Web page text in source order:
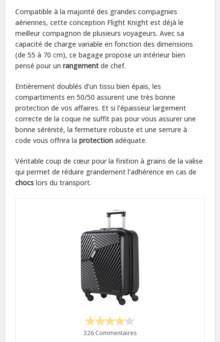
Compatible à la majorité des grandes compagnies
aériennes, cette conception Flight Knight est déjà le
meilleur compagnon de plusieurs voyageurs. Avec sa
capacité de charge variable en fonction des dimensions
(de 55 à 70 cm), ce bagage propose un intérieur bien
pensé pour unrangement de chef.
Entièrement doublés d’un tissu bien épais, les
compartiments en 50/50 assurent une très bonne
protection de vos affaires. Et si l’épaisseur largement
correcte de la coque ne suffit pas pour vous assurer une
bonne sérénité, la fermeture robuste et une serrure à
code vous offrira laprotection adéquate.
Véritable coup de cœur pour la finition à grains de la valise
qui permet de réduire grandement l’adhérence en cas de
chocs lors du transport.
326 Commentaires